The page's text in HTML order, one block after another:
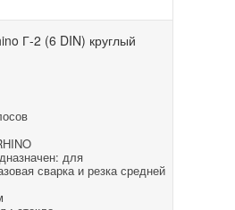
Г-2 (6 DIN) круглый
для
сварка и резка средней